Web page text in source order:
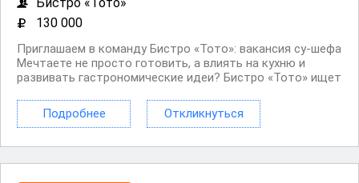
130 000
Приглашаем в команду Бистро «Тото»: вакансия су‑шефа
Мечтаете не просто готовить, а влиять на кухню и
развивать гастрономические идеи? Бистро «Тото» ищет
шеф‑повара и важного звена в создании вкуса наших
блюд. Если вы любите чёткие процессы, цените...
Подробнее Откликнуться